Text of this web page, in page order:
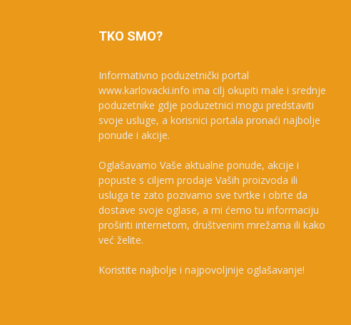
TKO SMO?
Informativno poduzetnički portal
www.karlovacki.info ima cilj okupiti male i srednje
poduzetnike gdje poduzetnici mogu predstaviti
svoje usluge, a korisnici portala pronaći najbolje
ponude i akcije.
Oglašavamo Vaše aktualne ponude, akcije i
popuste s ciljem prodaje Vaših proizvoda ili
usluga te zato pozivamo sve tvrtke i obrte da
dostave svoje oglase, a mi ćemo tu informaciju
proširiti internetom, društvenim mrežama ili kako
već želite.
Koristite najbolje i najpovoljnije oglašavanje!